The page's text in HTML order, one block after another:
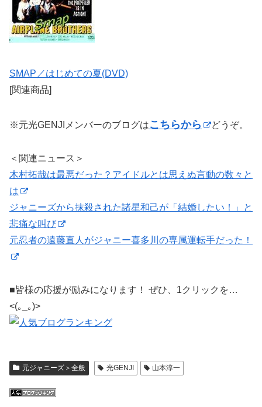
SMAP／はじめての夏(DVD)
[関連商品]
※元光GENJIメンバーのブログはこちらから どうぞ。
＜関連ニュース＞
木村拓哉は最悪だった？アイドルとは思えぬ言動の数々と
は
ジャニーズから抹殺された諸星和己が「結婚したい！」と
悲痛な叫び
元忍者の遠藤直人がジャニー喜多川の専属運転手だった！
■皆様の応援が励みになります！ ぜひ、1クリックを…
<(｡_｡)>
元ジャニーズ＞全般 光GENJI 山本淳一